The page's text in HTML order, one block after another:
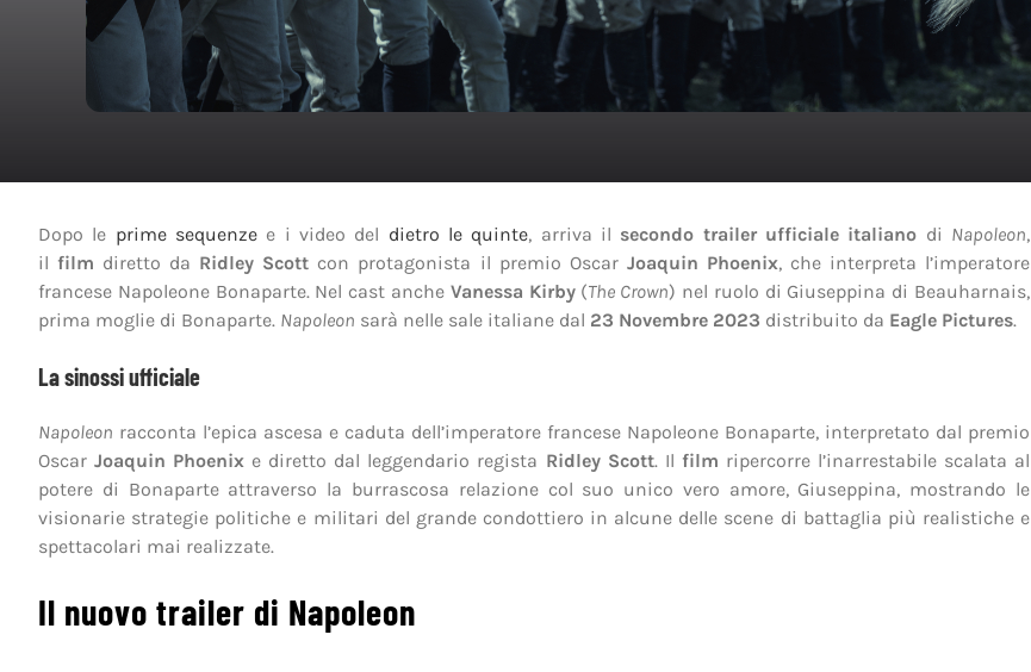
Dopo le prime sequenze e i video del dietro le quinte, arriva il secondo trailer ufficiale italiano di Napoleon,
il film diretto da Ridley Scott con protagonista il premio Oscar Joaquin Phoenix, che interpreta l’imperatore
francese Napoleone Bonaparte. Nel cast anche Vanessa Kirby(The Crown) nel ruolo di Giuseppina di Beauharnais,
prima moglie di Bonaparte. Napoleon sarà nelle sale italiane dal 23 Novembre 2023 distribuito da Eagle Pictures.
La sinossi ufficiale
Napoleon racconta l’epica ascesa e caduta dell’imperatore francese Napoleone Bonaparte, interpretato dal premio
OscarJoaquin Phoenix e diretto dal leggendario regista Ridley Scott. Il film ripercorre l’inarrestabile scalata al
potere di Bonaparte attraverso la burrascosa relazione col suo unico vero amore, Giuseppina, mostrando le
visionarie strategie politiche e militari del grande condottiero in alcune delle scene di battaglia più realistiche e
spettacolari mai realizzate.
Il nuovo trailer di Napoleon